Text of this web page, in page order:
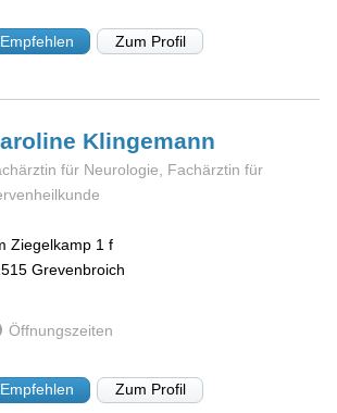
Empfehlen Zum Profil
Klingemann
für Neurologie, Fachärztin für
Ziegelkamp 1 f
Grevenbroich
Öffnungszeiten
Empfehlen Zum Profil